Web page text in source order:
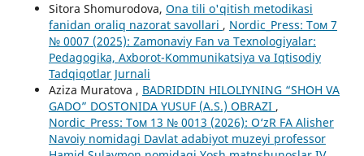
Sitora Shomurodova, Ona tili o'qitish metodikasi
fanidan oraliq nazorat savollari , Nordic_Press: Том 7
№ 0007 (2025): Zamonaviy Fan va Texnologiyalar:
Pedagogika, Axborot-Kommunikatsiya va Iqtisodiy
Tadqiqotlar Jurnali
Aziza Muratova , BADRIDDIN HILOLIYNING “SHOH VA
GADO” DOSTONIDA YUSUF (A.S.) OBRAZI ,
Nordic_Press: Том 13 № 0013 (2026): O‘zR FA Alisher
Navoiy nomidagi Davlat adabiyot muzeyi professor